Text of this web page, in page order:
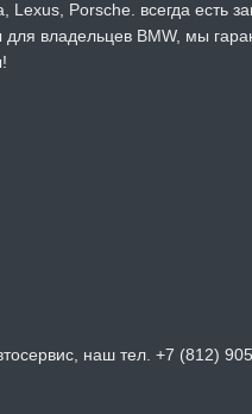
Lexus, Porsche. всегда есть
для владельцев BMW, мы
наш тел. +7 (812)